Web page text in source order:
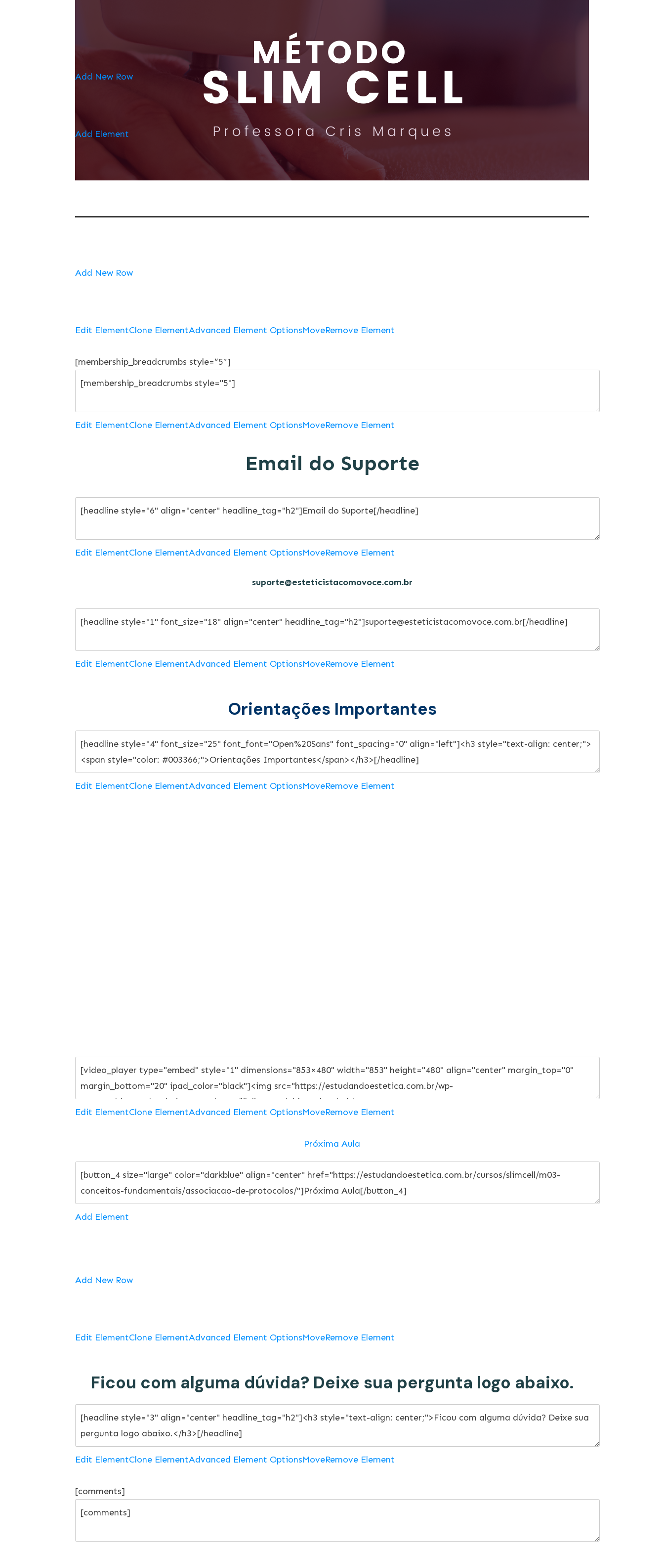
Add New Row
Add Element
Add New Row
Edit ElementClone ElementAdvanced Element OptionsMoveRemove Element
[membership_breadcrumbs style=”5″]
Edit ElementClone ElementAdvanced Element OptionsMoveRemove Element
Email do Suporte
Edit ElementClone ElementAdvanced Element OptionsMoveRemove Element
suporte@esteticistacomovoce.com.br
Edit ElementClone ElementAdvanced Element OptionsMoveRemove Element
Orientações Importantes
Edit ElementClone ElementAdvanced Element OptionsMoveRemove Element
Edit ElementClone ElementAdvanced Element OptionsMoveRemove Element
Próxima Aula
Add Element
Add New Row
Edit ElementClone ElementAdvanced Element OptionsMoveRemove Element
Ficou com alguma dúvida? Deixe sua pergunta logo abaixo.
Edit ElementClone ElementAdvanced Element OptionsMoveRemove Element
[comments]